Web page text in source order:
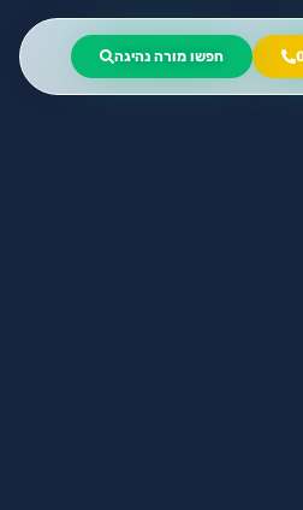
חפשו מורה נהיגה